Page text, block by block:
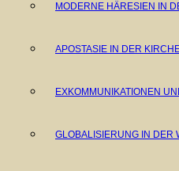
MODERNE HÄRESIEN IN
APOSTASIE IN DER
EXKOMMUNIKATIONEN
GLOBALISIERUNG IN DER